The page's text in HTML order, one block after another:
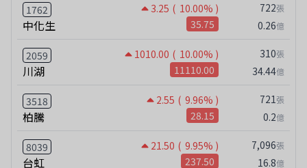
1762 3.25 ( 10.00% )
中化生 35.75
722張
0.26億
2059 1010.00 ( 10.00% )
川湖 11110.00
310張
34.44億
3518 2.55 ( 9.96% )
柏騰 28.15
721張
0.2億
8039 21.50 ( 9.95% )
台虹 237.50
7,096張
16.8億